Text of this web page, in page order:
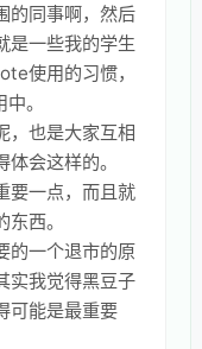
的同事啊，然后
是一些我的学生
使用的习惯，
。
，也是大家互相
会这样的。
要一点，而且就
西。
的一个退市的原
实我觉得黑豆子
可能是最重要